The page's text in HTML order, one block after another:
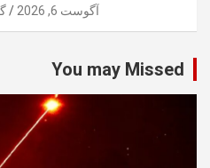
آگوست 6, 2026
You may Missed